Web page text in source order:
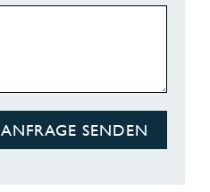
ANFRAGE SENDEN